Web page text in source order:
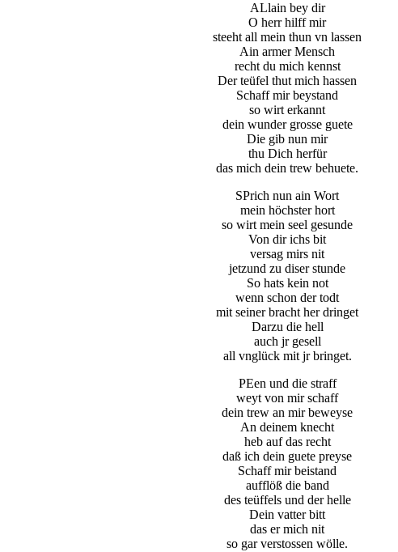
ALlain bey dir
O herr hilff mir
steeht all mein thun vn lassen
Ain armer Mensch
recht du mich kennst
Der teüfel thut mich hassen
Schaff mir beystand
so wirt erkannt
dein wunder grosse guete
Die gib nun mir
thu Dich herfür
das mich dein trew behuete.
SPrich nun ain Wort
mein höchster hort
so wirt mein seel gesunde
Von dir ichs bit
versag mirs nit
jetzund zu diser stunde
So hats kein not
wenn schon der todt
mit seiner bracht her dringet
Darzu die hell
auch jr gesell
all vnglück mit jr bringet.
PEen und die straff
weyt von mir schaff
dein trew an mir beweyse
An deinem knecht
heb auf das recht
daß ich dein guete preyse
Schaff mir beistand
aufflöß die band
des teüffels und der helle
Dein vatter bitt
das er mich nit
so gar verstossen wölle.